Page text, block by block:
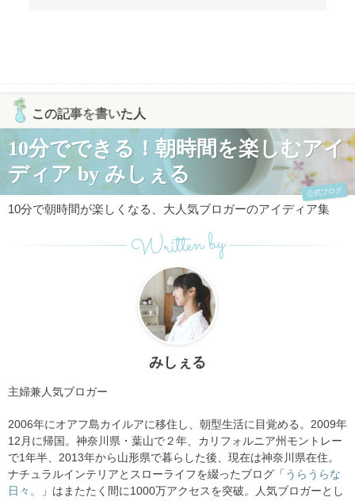
この記事を書いた人
10分でできる！朝時間を楽しむアイ
ディア by みしぇる
公式ブログ
10分で朝時間が楽しくなる、大人気ブロガーのアイディア集
Written by
みしぇる
主婦兼人気ブロガー
2006年にオアフ島カイルアに移住し、朝型生活に目覚める。2009年
12月に帰国。神奈川県・葉山で２年、カリフォルニア州モントレー
で1年半、2013年から山形県で暮らした後、現在は神奈川県在住。
ナチュラルインテリアとスローライフを綴ったブログ「 うらうらな
日々。
」はまたたく間に1000万アクセスを突破。人気ブロガーとし